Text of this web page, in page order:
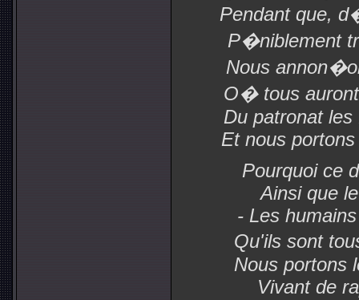
Pendant que,
P�niblement
Nous
O� tous
Du patronat
Et nous
Pourquoi ce
Ainsi que
- Les
Qu'ils sont
Nous portons
Vivant de